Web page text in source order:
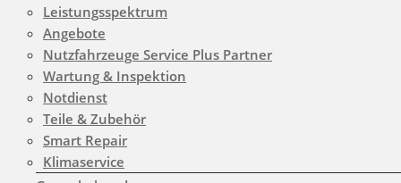
Leistungsspektrum
Angebote
Nutzfahrzeuge Service Plus Partner
Wartung & Inspektion
Notdienst
Teile & Zubehör
Smart Repair
Klimaservice